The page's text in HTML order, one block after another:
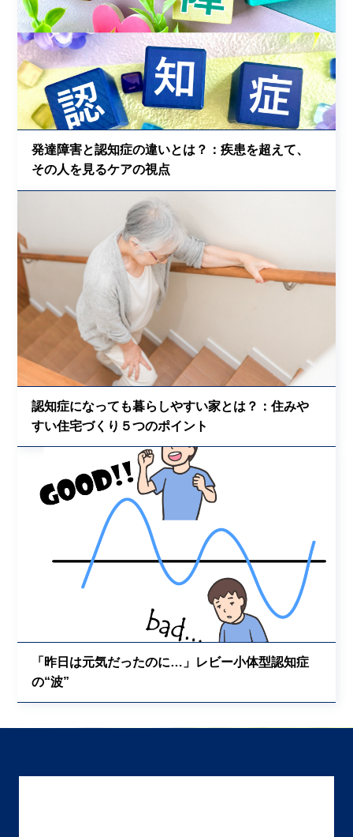
発達障害と認知症の違いとは？：疾患を超えて、
その人を見るケアの視点
認知症になっても暮らしやすい家とは？：住みや
すい住宅づくり５つのポイント
「昨日は元気だったのに…」レビー小体型認知症
の“波”